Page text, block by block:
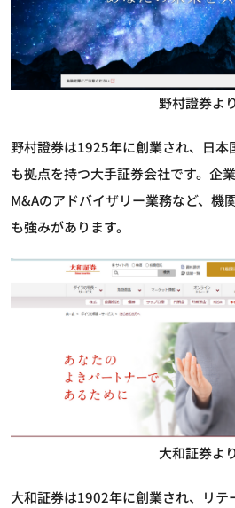
野村證券より
野村證券は1925年に創業され、日本
も拠点を持つ大手証券会社です。企
M&Aのアドバイザリー業務など、機
も強みがあります。
大和証券より
大和証券は1902年に創業され、リテ